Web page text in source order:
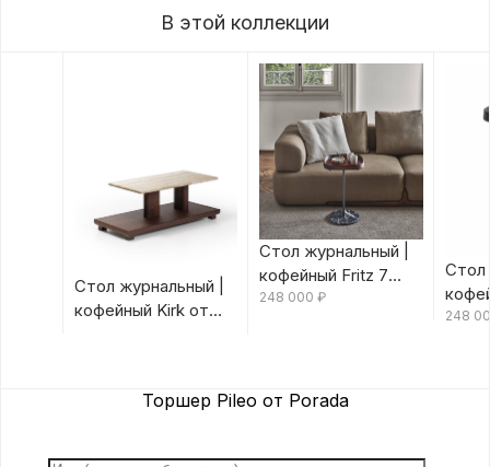
В этой коллекции
Стол журнальный |
кофейный Kirk от
Стол журнальный |
кофейный Fritz 7
Canaletta/Rosso
248 000 ₽
Стол
248
Торшер Pileo от Porada